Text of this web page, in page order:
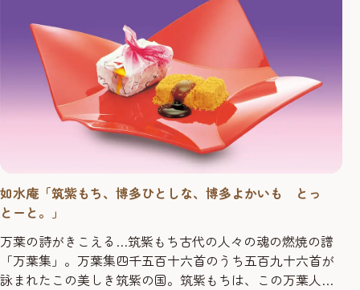
如水庵「筑紫もち、博多ひとしな、博多よかいも とっ
とーと。」
万葉の詩がきこえる…筑紫もち古代の人々の魂の燃焼の譜
「万葉集」。万葉集四千五百十六首のうち五百九十六首が
詠まれたこの美しき筑紫の国。筑紫もちは、この万葉人の